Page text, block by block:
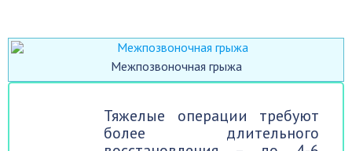
Межпозвоночная грыжа
Тяжелые операции требуют
более длительного